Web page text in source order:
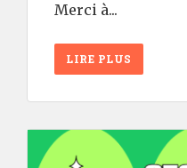
Merci à...
LIRE PLUS